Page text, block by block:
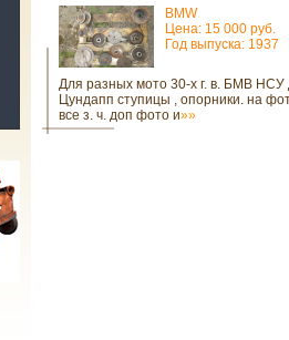
BMW
Цена: 15 000 руб.
Год выпуска: 1937
Для разных мото 30-х г. в. БМВ НСУ
Цундапп ступицы , опорники. на
все з. ч. доп фото и»»